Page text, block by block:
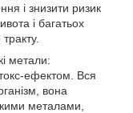
і знизити ризик
і багатьох
метали:
ефектом. Вся
вона
металами,